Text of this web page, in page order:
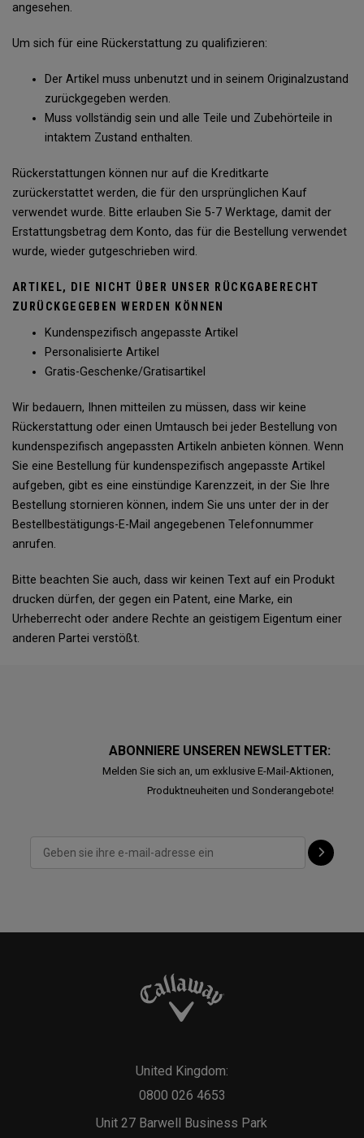
angesehen.
Um sich für eine Rückerstattung zu qualifizieren:
Der Artikel muss unbenutzt und in seinem Originalzustand
zurückgegeben werden.
Muss vollständig sein und alle Teile und Zubehörteile in
intaktem Zustand enthalten.
Rückerstattungen können nur auf die Kreditkarte
zurückerstattet werden, die für den ursprünglichen Kauf
verwendet wurde. Bitte erlauben Sie 5-7 Werktage, damit der
Erstattungsbetrag dem Konto, das für die Bestellung verwendet
wurde, wieder gutgeschrieben wird.
ARTIKEL, DIE NICHT ÜBER UNSER RÜCKGABERECHT
ZURÜCKGEGEBEN WERDEN KÖNNEN
Kundenspezifisch angepasste Artikel
Personalisierte Artikel
Gratis-Geschenke/Gratisartikel
Wir bedauern, Ihnen mitteilen zu müssen, dass wir keine
Rückerstattung oder einen Umtausch bei jeder Bestellung von
kundenspezifisch angepassten Artikeln anbieten können. Wenn
Sie eine Bestellung für kundenspezifisch angepasste Artikel
aufgeben, gibt es eine einstündige Karenzzeit, in der Sie Ihre
Bestellung stornieren können, indem Sie uns unter der in der
Bestellbestätigungs-E-Mail angegebenen Telefonnummer
anrufen.
Bitte beachten Sie auch, dass wir keinen Text auf ein Produkt
drucken dürfen, der gegen ein Patent, eine Marke, ein
Urheberrecht oder andere Rechte an geistigem Eigentum einer
anderen Partei verstößt.
ABONNIERE UNSEREN NEWSLETTER:
Melden Sie sich an, um exklusive E-Mail-Aktionen,
Produktneuheiten und Sonderangebote!
Unit 27 Barwell Business Park
United Kingdom:
0800 026 4653